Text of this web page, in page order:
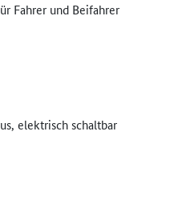
Fahrer und Beifahrer
elektrisch schaltbar